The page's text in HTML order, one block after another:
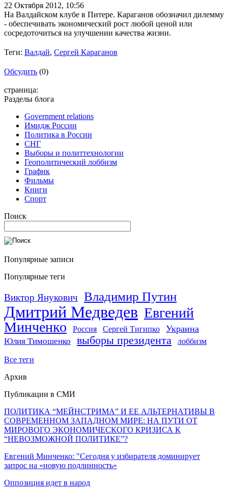
22 Октября 2012, 10:56
На Валдайском клубе в Питере. Караганов обозначил дилемму
- обеспечивать экономический рост любой ценой или
сосредоточиться на улучшении качества жизни.
Теги: Валдай, Сергей Караганов
Обсудить (0)
страница:
Разделы блога
Government relations
Имидж России
Политика в России
СНГ
Выборы и политтехнологии
Геополитический лоббизм
График
Фильмы
Книги
Спорт
Поиск
Популярные записи
Популярные теги
Виктор Янукович Владимир Путин
Дмитрий Медведев Евгений
Минченко
Россия Сергей Тигипко Украина
Юлия Тимошенко выборы президента лоббизм
Все теги
Архив
Публикации в СМИ
ПОЛИТИКА “МЕЙНСТРИМА” И ЕЕ АЛЬТЕРНАТИВЫ В
СОВРЕМЕННОМ ЗАПАДНОМ МИРЕ: НА ПУТИ ОТ
МИРОВОГО ЭКОНОМИЧЕСКОГО КРИЗИСА К
“НЕВОЗМОЖНОЙ ПОЛИТИКЕ”?
Евгений Минченко: "Сегодня у избирателя доминирует
запрос на «новую подлинность»
Оппозиция идет в народ